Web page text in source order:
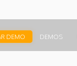
DEMO DEMOS